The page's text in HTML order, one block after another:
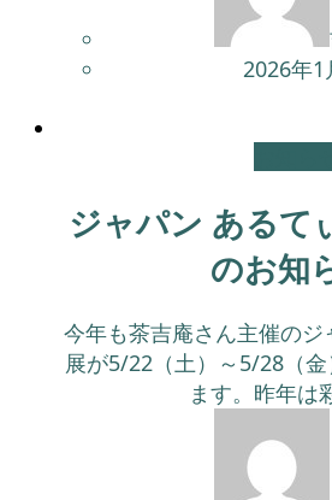
2026年1
ジャパン あるて
のお知
今年も茶吉庵さん主催のジ
展が5/22（土）～5/28（
ます。昨年は